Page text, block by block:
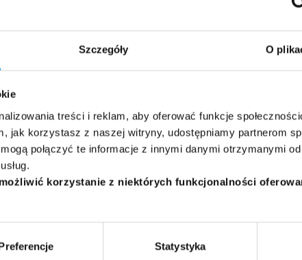
Szczegóły O
treści i reklam, aby oferować funkcje
jak korzystasz z naszej witryny, udostępniamy partnerom
połączyć te informacje z innymi danymi otrzymanymi
korzystanie z niektórych funkcjonalności
Statystyka